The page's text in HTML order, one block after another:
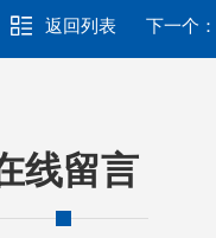
返回列表 下一个：
线留言